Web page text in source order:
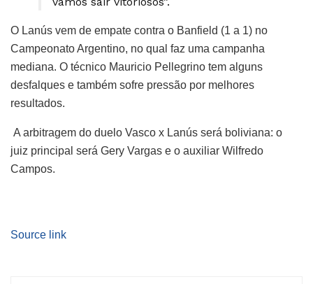
O Lanús vem de empate contra o Banfield (1 a 1) no
Campeonato Argentino, no qual faz uma campanha
mediana. O técnico Mauricio Pellegrino tem alguns
desfalques e também sofre pressão por melhores
resultados.
A arbitragem do duelo Vasco x Lanús será boliviana: o
juiz principal será Gery Vargas e o auxiliar Wilfredo
Campos.
Source link